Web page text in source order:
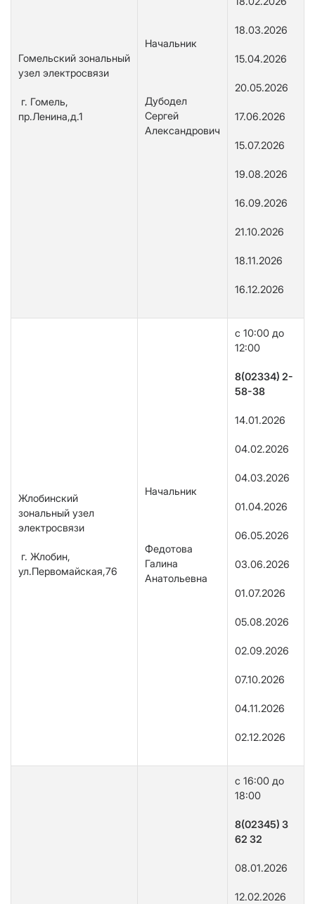
Гомельский зональный
узел электросвязи
г. Гомель,
пр.Ленина,д.1
Начальник
Дубодел
Сергей
Александрович
18.03.2026
15.04.2026
20.05.2026
17.06.2026
15.07.2026
19.08.2026
16.09.2026
21.10.2026
18.11.2026
16.12.2026
Жлобинский
зональный узел
электросвязи
г. Жлобин,
ул.Первомайская,76
Начальник
Федотова
Галина
Анатольевна
c 10:00 до
12:00
8(02334) 2-
58-38
14.01.2026
04.02.2026
04.03.2026
01.04.2026
06.05.2026
03.06.2026
01.07.2026
05.08.2026
02.09.2026
07.10.2026
04.11.2026
02.12.2026
с 16:00 до
18:00
8(02345) 3
62 32
08.01.2026
12.02.2026